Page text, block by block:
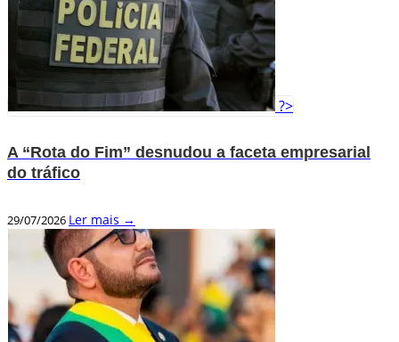
?>
A “Rota do Fim” desnudou a faceta empresarial
do tráfico
29/07/2026 Ler mais →